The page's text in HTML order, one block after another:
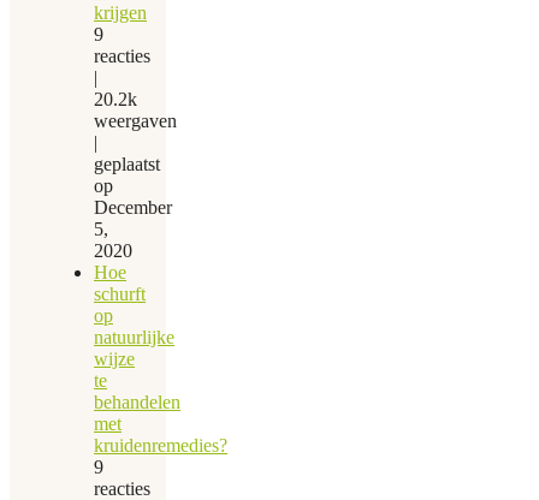
krijgen
9
reacties
|
20.2k
weergaven
|
geplaatst
op
December
5,
2020
Hoe
schurft
op
natuurlijke
wijze
te
behandelen
met
kruidenremedies?
9
reacties